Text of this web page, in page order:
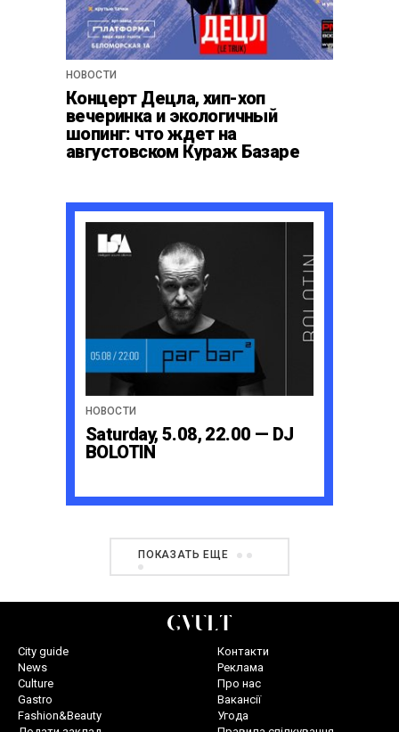
НОВОСТИ
Концерт Децла, хип-хоп
вечеринка и экологичный
шопинг: что ждет на
августовском Кураж Базаре
НОВОСТИ
Saturday, 5.08, 22.00 — DJ
BOLOTIN
ПОКАЗАТЬ ЕЩЕ
City guide
News
Culture
Gastro
Fashion&Beauty
Контакти
Реклама
Про нас
Вакансії
Угода